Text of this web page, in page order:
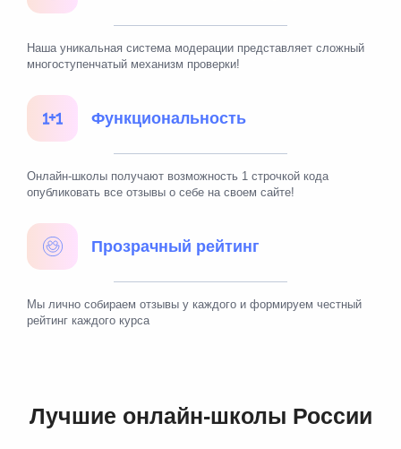
Наша уникальная система модерации представляет сложный
многоступенчатый механизм проверки!
Функциональность
Онлайн-школы получают возможность 1 строчкой кода
опубликовать все отзывы о себе на своем сайте!
Прозрачный рейтинг
Мы лично собираем отзывы у каждого и формируем честный
рейтинг каждого курса
Лучшие онлайн-школы России